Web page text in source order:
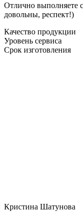
Отлично выполняете
довольны, респект!)
Качество продукции
Уровень сервиса
Срок изготовления
Кристина Шатунова